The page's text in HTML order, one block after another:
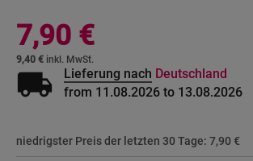
9,40 €
7,90 €
local_shipping Lieferung nach Deutschland
from 11.08.2026 to 13.08.2026
niedrigster Preis der letzten 30 Tage: 7,90 €